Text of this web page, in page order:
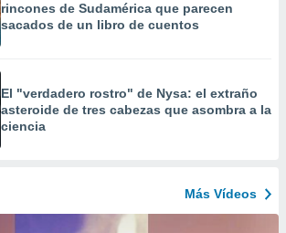
rincones de Sudamérica que parecen
sacados de un libro de cuentos
El "verdadero rostro" de Nysa: el extraño
asteroide de tres cabezas que asombra a la
ciencia
Más Vídeos